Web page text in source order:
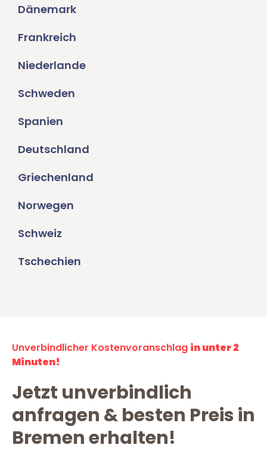
Dänemark
Frankreich
Niederlande
Schweden
Spanien
Deutschland
Griechenland
Norwegen
Schweiz
Tschechien
Unverbindlicher Kostenvoranschlag in unter 2
Minuten!
Jetzt unverbindlich
anfragen & besten Preis in
Bremen erhalten!